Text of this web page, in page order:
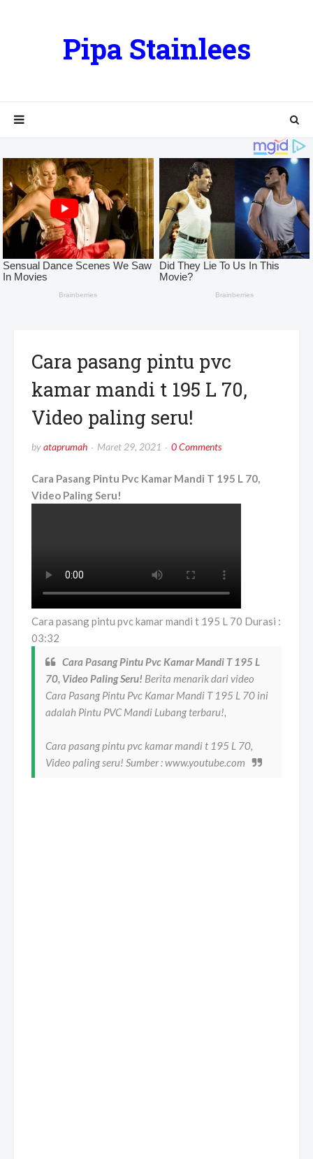
Pipa Stainlees
Cara pasang pintu pvc
kamar mandi t 195 L 70,
Video paling seru!
byataprumah Maret 29, 2021 0 Comments
Cara Pasang Pintu Pvc Kamar Mandi T 195 L 70,
Video Paling Seru!
Cara pasang pintu pvc kamar mandi t 195 L 70 Durasi :
03:32
Cara Pasang Pintu Pvc Kamar Mandi T 195 L
70, Video Paling Seru! Berita menarik dari video
Cara Pasang Pintu Pvc Kamar Mandi T 195 L 70 ini
adalah Pintu PVC Mandi Lubang terbaru!,
Cara pasang pintu pvc kamar mandi t 195 L 70,
Video paling seru! Sumber : www.youtube.com